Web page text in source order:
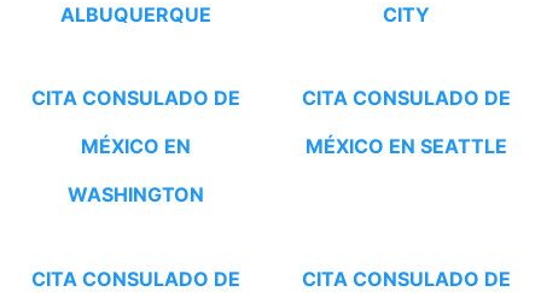
ALBUQUERQUE
CITY
CITA CONSULADO DE
MÉXICO EN
WASHINGTON
CITA CONSULADO DE
MÉXICO EN SEATTLE
CITA CONSULADO DE
CITA CONSULADO DE